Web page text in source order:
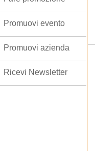
Promuovi evento
Promuovi azienda
Ricevi Newsletter